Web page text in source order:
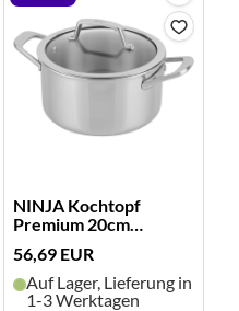
NINJA Kochtopf
Premium 20cm
56,69 EUR
Auf Lager, Lieferung in
1-3 Werktagen